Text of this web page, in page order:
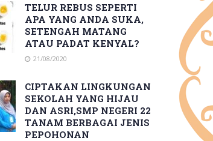
TELUR REBUS SEPERTI
APA YANG ANDA SUKA,
SETENGAH MATANG
ATAU PADAT KENYAL?
21/08/2020
CIPTAKAN LINGKUNGAN
SEKOLAH YANG HIJAU
DAN ASRI,SMP NEGERI 22
TANAM BERBAGAI JENIS
PEPOHONAN